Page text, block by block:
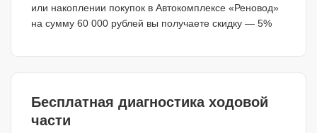
или накоплении покупок в Автокомплексе «Реновод»
на сумму 60 000 рублей вы получаете скидку — 5%
Бесплатная диагностика ходовой
части